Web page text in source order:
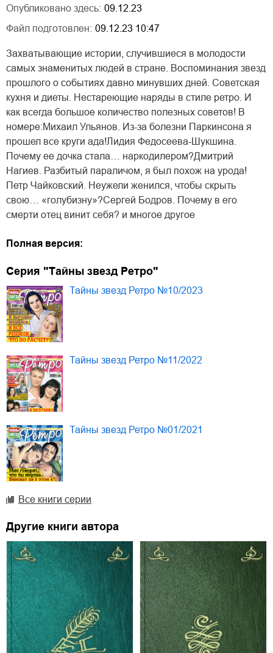
Опубликовано здесь: 09.12.23
Файл подготовлен: 09.12.23 10:47
Захватывающие истории, случившиеся в молодости
самых знаменитых людей в стране. Воспоминания звезд
прошлого о событиях давно минувших дней. Советская
кухня и диеты. Нестареющие наряды в стиле ретро. И
как всегда большое количество полезных советов! В
номере:Михаил Ульянов. Из-за болезни Паркинсона я
прошел все круги ада!Лидия Федосеева-Шукшина.
Почему ее дочка стала… наркодилером?Дмитрий
Нагиев. Разбитый параличом, я был похож на урода!
Петр Чайковский. Неужели женился, чтобы скрыть
свою… «голубизну»?Сергей Бодров. Почему в его
смерти отец винит себя? и многое другое
Полная версия:
Серия "Тайны звезд Ретро"
Тайны звезд Ретро №10/2023
Тайны звезд Ретро №11/2022
Тайны звезд Ретро №01/2021
Все книги серии
Другие книги автора